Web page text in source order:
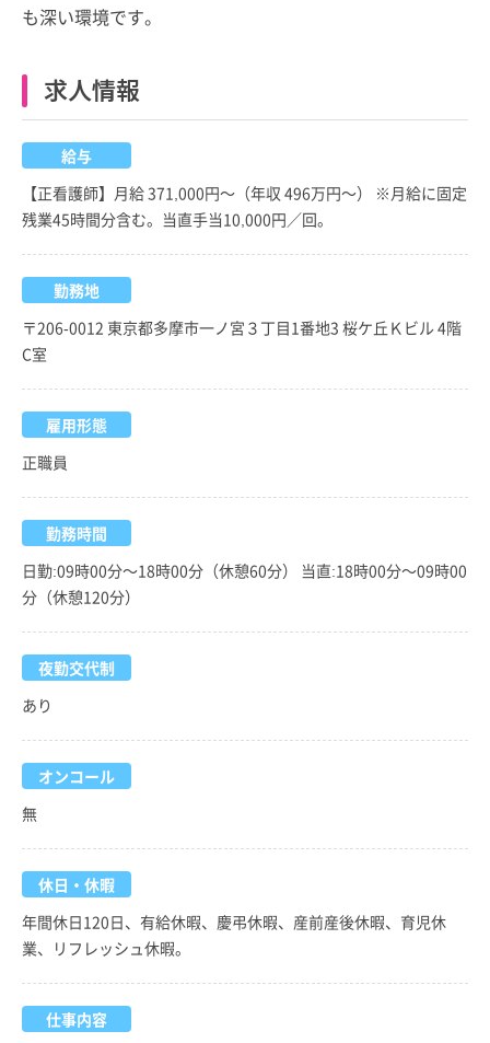
も深い環境です。
求人情報
給与
【正看護師】月給 371,000円～（年収 496万円～） ※月給に固定
残業45時間分含む。当直手当10,000円／回。
勤務地
〒206-0012 東京都多摩市一ノ宮３丁目1番地3 桜ケ丘Ｋビル 4階
C室
雇用形態
正職員
勤務時間
日勤:09時00分～18時00分（休憩60分） 当直:18時00分～09時00
分（休憩120分）
夜勤交代制
あり
オンコール
無
休日・休暇
年間休日120日、有給休暇、慶弔休暇、産前産後休暇、育児休
業、リフレッシュ休暇。
仕事内容